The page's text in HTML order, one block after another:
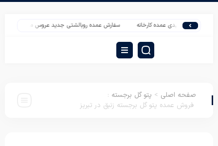
تولیدی عمده کارخانه سفارش عمده روبالشتی جدید عروس مخمل نقره کوب
صفحه اصلی > پتو گل برجسته :
فروش عمده پتو گل برجسته زنبق در تبریز